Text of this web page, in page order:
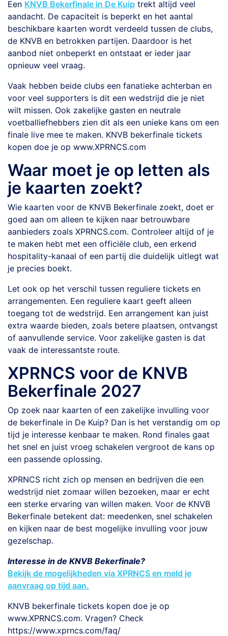
Een KNVB Bekerfinale in De Kuip trekt altijd veel
aandacht. De capaciteit is beperkt en het aantal
beschikbare kaarten wordt verdeeld tussen de clubs,
de KNVB en betrokken partijen. Daardoor is het
aanbod niet onbeperkt en ontstaat er ieder jaar
opnieuw veel vraag.
Vaak hebben beide clubs een fanatieke achterban en
voor veel supporters is dit een wedstrijd die je niet
wilt missen. Ook zakelijke gasten en neutrale
voetballiefhebbers zien dit als een unieke kans om een
finale live mee te maken. KNVB bekerfinale tickets
kopen doe je op www.XPRNCS.com
Waar moet je op letten als
je kaarten zoekt?
Wie kaarten voor de KNVB Bekerfinale zoekt, doet er
goed aan om alleen te kijken naar betrouwbare
aanbieders zoals XPRNCS.com. Controleer altijd of je
te maken hebt met een officiële club, een erkend
hospitality-kanaal of een partij die duidelijk uitlegt wat
je precies boekt.
Let ook op het verschil tussen reguliere tickets en
arrangementen. Een reguliere kaart geeft alleen
toegang tot de wedstrijd. Een arrangement kan juist
extra waarde bieden, zoals betere plaatsen, ontvangst
of aanvullende service. Voor zakelijke gasten is dat
vaak de interessantste route.
XPRNCS voor de KNVB
Bekerfinale 2027
Op zoek naar kaarten of een zakelijke invulling voor
de bekerfinale in De Kuip? Dan is het verstandig om op
tijd je interesse kenbaar te maken. Rond finales gaat
het snel en juist vroeg schakelen vergroot de kans op
een passende oplossing.
XPRNCS richt zich op mensen en bedrijven die een
wedstrijd niet zomaar willen bezoeken, maar er echt
een sterke ervaring van willen maken. Voor de KNVB
Bekerfinale betekent dat: meedenken, snel schakelen
en kijken naar de best mogelijke invulling voor jouw
gezelschap.
Interesse in de KNVB Bekerfinale?
Bekijk de mogelijkheden via XPRNCS en meld je
aanvraag op tijd aan.
KNVB bekerfinale tickets kopen doe je op
www.XPRNCS.com. Vragen? Check
https://www.xprncs.com/faq/